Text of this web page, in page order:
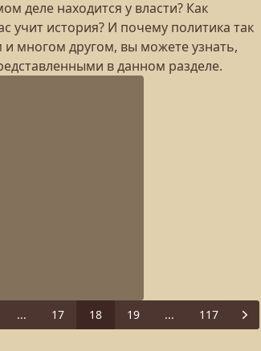
деле находится у власти? Как
учит история? И почему политика так
и многом другом, вы можете узнать,
в данном разделе.
... 17 18 19 ... 117
Next